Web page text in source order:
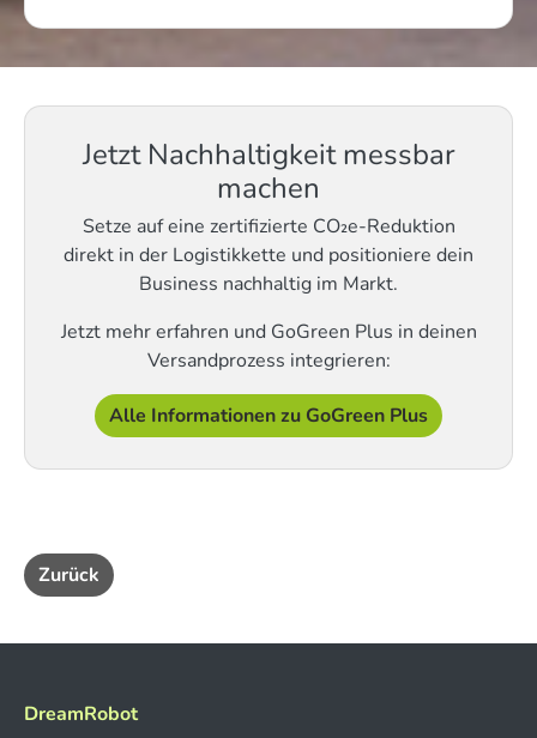
Jetzt Nachhaltigkeit messbar
machen
Setze auf eine zertifizierte CO₂e-Reduktion
direkt in der Logistikkette und positioniere dein
Business nachhaltig im Markt.
Jetzt mehr erfahren und GoGreen Plus in deinen
Versandprozess integrieren:
Alle Informationen zu GoGreen Plus
Zurück
DreamRobot